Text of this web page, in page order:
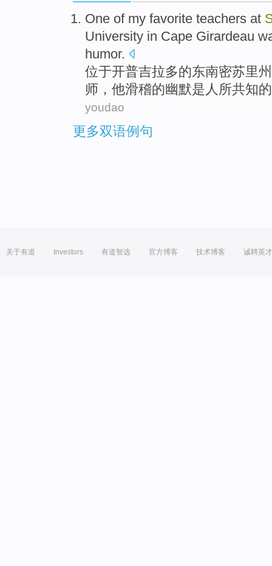
One of my favorite teachers at
University in Cape Girardeau
humor.
位于开普吉拉多的东南密苏里
师 ， 他滑稽的幽默是 人所共知
youdao
更多双语例句
关于有道 Investors 有道智选 官方博客 技术博客 诚聘英才